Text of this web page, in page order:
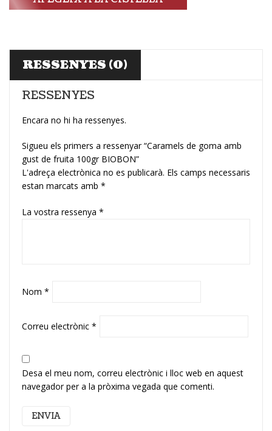
RESSENYES (0)
RESSENYES
Encara no hi ha ressenyes.
Sigueu els primers a ressenyar “Caramels de goma amb
gust de fruita 100gr BIOBON”
L'adreça electrònica no es publicarà. Els camps necessaris
estan marcats amb *
La vostra ressenya *
Nom *
Correu electrònic *
Desa el meu nom, correu electrònic i lloc web en aquest
navegador per a la pròxima vegada que comenti.